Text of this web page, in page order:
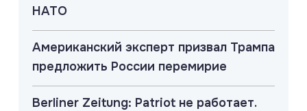
НАТО
Американский эксперт призвал Трампа
предложить России перемирие
Berliner Zeitung: Patriot не работает.